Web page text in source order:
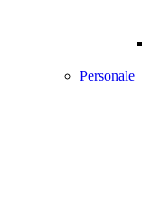
Personale